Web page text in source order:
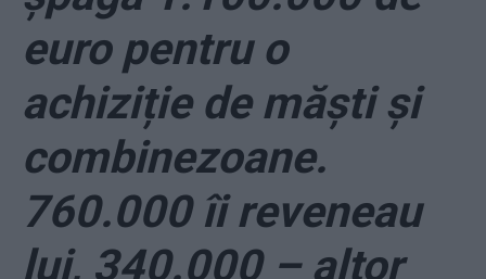
euro pentru o
achiziție de măști și
combinezoane.
760.000 îi reveneau
lui, 340.000 – altor